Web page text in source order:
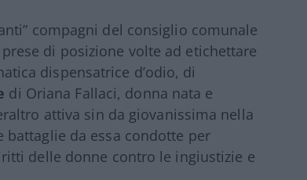
compagni del consiglio comunale
di posizione volte ad etichettare
dispensatrice d’odio, di
di Oriana Fallaci, donna nata e
attiva sin da giovanissima nella
battaglie da essa condotte per
delle donne contro le ingiustizie e